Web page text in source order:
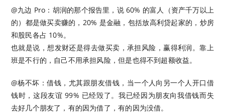
@九边 Pro：胡润的那个报告里，说 60% 的富人（资产千万以上
的）都是做买卖赚的，20% 是金融，包括放高利贷起家的，炒房
和股民各占 10%。
也就是说，想发财还是得去做买卖，承担风险，赢得利润。靠上
班是不行的，自己不用承担风险，但是也得不到超额收益。
@杨不坏：借钱，尤其跟朋友借钱，当一个人向另一个人开口借
钱时，这段友谊 99% 已经毁了。我已经因为朋友向我借钱而失
去好几个朋友了，有的因为借了，有的因为没借。 ​​​